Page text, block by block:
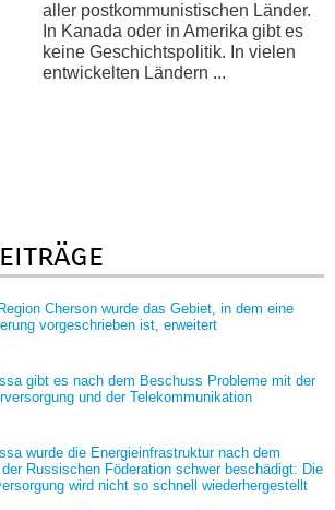
aller postkommunistischen Länder.
In Kanada oder in Amerika gibt es
keine Geschichtspolitik. In vielen
entwickelten Ländern ...
Cherson wurde das Gebiet, in dem eine
vorgeschrieben ist, erweitert
gibt es nach dem Beschuss Probleme mit der
und der Telekommunikation
wurde die Energieinfrastruktur nach dem
Russischen Föderation schwer beschädigt: Die
wird nicht so schnell wiederhergestellt